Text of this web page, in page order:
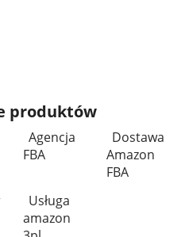
produktów
Agencja
FBA
Dostawa
Amazon
FBA
Usługa
amazon